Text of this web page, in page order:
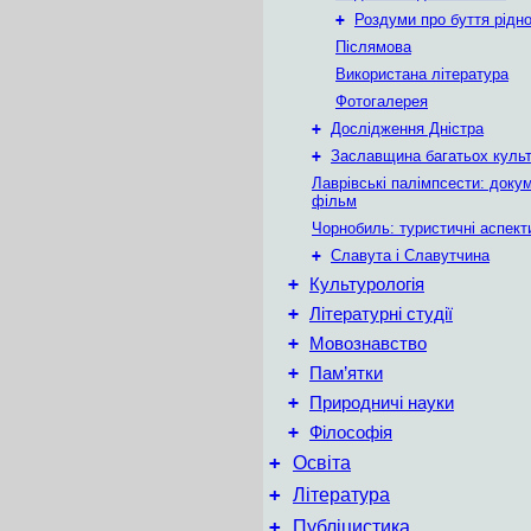
+
Роздуми про буття
Післямова
Використана література
Фотогалерея
+ Дослідження Дністра
+ Заславщина багатьох
Лаврівські палімпсести:
фільм
Чорнобиль: туристичні
+ Славута і Славутчина
+ Культурологія
+ Літературні студії
+ Мовознавство
+ Пам’ятки
+ Природничі науки
+ Філософія
+ Освіта
+ Література
Публіцистика